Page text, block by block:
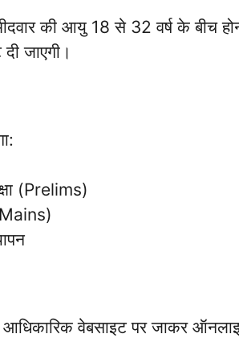
की आयु 18 से 32 वर्ष के बीच होनी
जाएगी।
(Prelims)
आधिकारिक वेबसाइट पर जाकर